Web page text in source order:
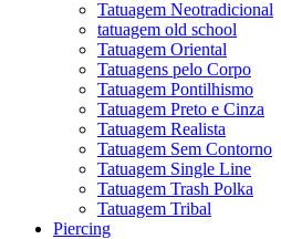
Tatuagem Neotradicional
tatuagem old school
Tatuagem Oriental
Tatuagens pelo Corpo
Tatuagem Pontilhismo
Tatuagem Preto e Cinza
Tatuagem Realista
Tatuagem Sem Contorno
Tatuagem Single Line
Tatuagem Trash Polka
Tatuagem Tribal
Piercing